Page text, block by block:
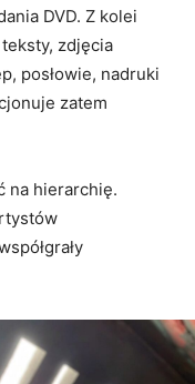
DVD. Z kolei
zdjęcia
posłowie, nadruki
zatem
na hierarchię.